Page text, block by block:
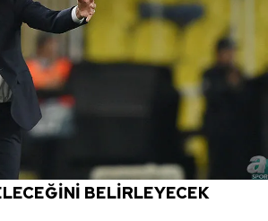
BELİRLEYECEK